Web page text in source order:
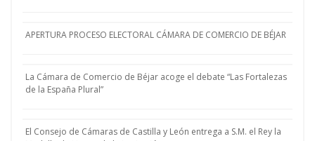
APERTURA PROCESO ELECTORAL CÁMARA DE COMERCIO DE BÉJAR
La Cámara de Comercio de Béjar acoge el debate “Las Fortalezas
de la España Plural”
El Consejo de Cámaras de Castilla y León entrega a S.M. el Rey la